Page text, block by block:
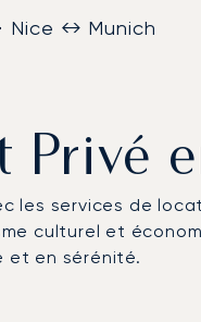
Nice ↔ Munich
Privé
les services de
culturel et
et en sérénité.